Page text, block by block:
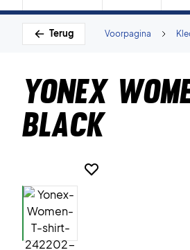
Terug Voorpagina
Yonex
Black